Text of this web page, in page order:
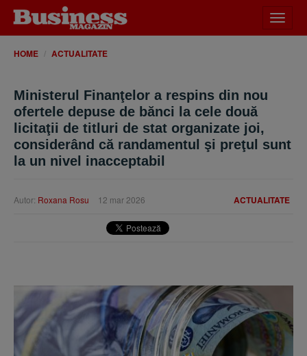
meniu
HOME ACTUALITATE
Ministerul Finanţelor a respins din nou
ofertele depuse de bănci la cele două
licitaţii de titluri de stat organizate joi,
considerând că randamentul şi preţul sunt
la un nivel inacceptabil
ACTUALITATE
Autor: Roxana Rosu 12 mar 2026